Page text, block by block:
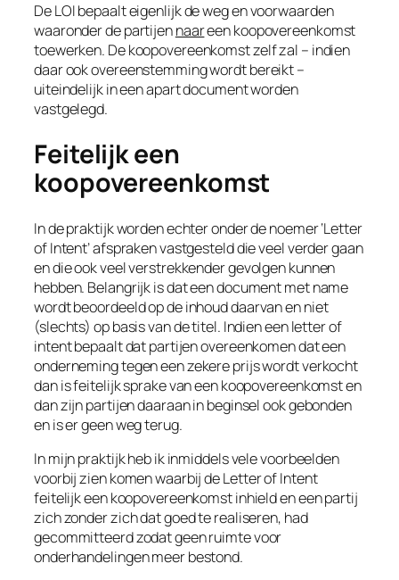
DeLOIbepaalt eigenlijk de weg en voorwaarden
waaronder de partijennaareen koopovereenkomst
toewerken. De koopovereenkomst zelf zal – indien
daar ook overeenstemming wordt bereikt –
uiteindelijk in een apart document worden
vastgelegd.
Feitelijk een
koopovereenkomst
In de praktijk worden echter onder de noemer ‘Letter
of Intent’ afspraken vastgesteld die veel verder gaan
en die ook veel verstrekkender gevolgen kunnen
hebben. Belangrijk is dat een document met name
wordt beoordeeld op de inhoud daarvan en niet
(slechts) op basis van de titel. Indien een letter of
intent bepaalt dat partijen overeenkomen dat een
onderneming tegen een zekere prijs wordt verkocht
dan is feitelijk sprake van een koopovereenkomst en
dan zijn partijen daaraan in beginsel ook gebonden
en is er geen weg terug.
In mijn praktijk heb ik inmiddels vele voorbeelden
voorbij zien komen waarbij deLetter of Intent
feitelijk een koopovereenkomst inhield en een partij
zich zonder zich dat goed te realiseren, had
gecommitteerd zodat geen ruimte voor
onderhandelingen meer bestond.